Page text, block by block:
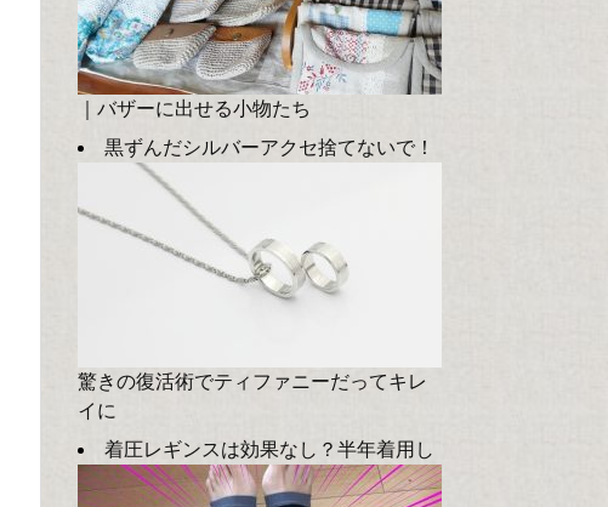
｜バザーに出せる小物たち
黒ずんだシルバーアクセ捨てないで！
驚きの復活術でティファニーだってキレ
イに
着圧レギンスは効果なし？半年着用し